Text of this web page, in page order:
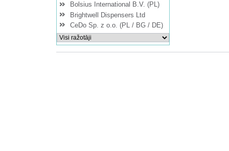
Bolsius International B.V. (PL)
Brightwell Dispensers Ltd
CeDo Sp. z o.o. (PL / BG / DE)